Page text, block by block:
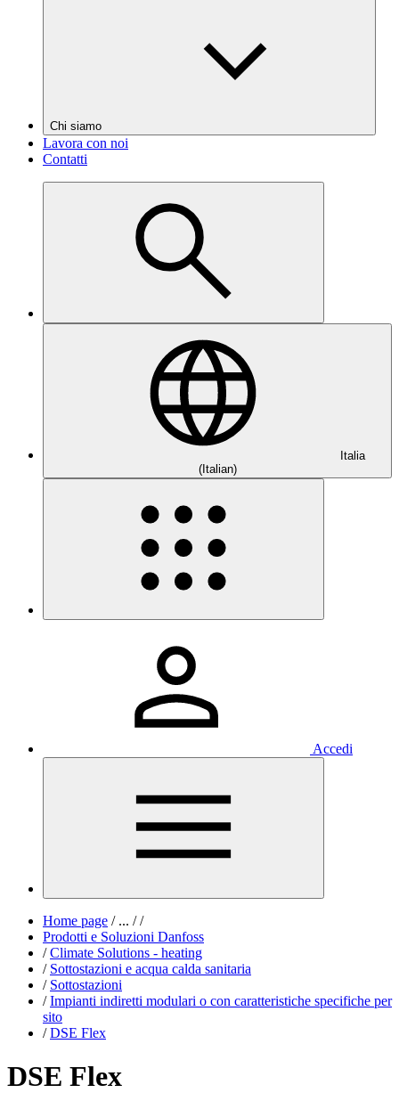
Chi siamo
Lavora con noi
Contatti
Italia
(Italian)
Accedi
Home page /... / /
Prodotti e Soluzioni Danfoss
/ Climate Solutions - heating
/ Sottostazioni e acqua calda sanitaria
/ Sottostazioni
/ Impianti indiretti modulari o con caratteristiche specifiche per
sito
/ DSE Flex
DSE Flex